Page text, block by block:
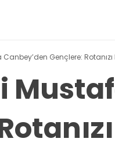
Gençlere: Rotanızı